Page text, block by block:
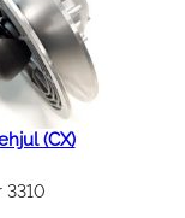
(CX)
3310